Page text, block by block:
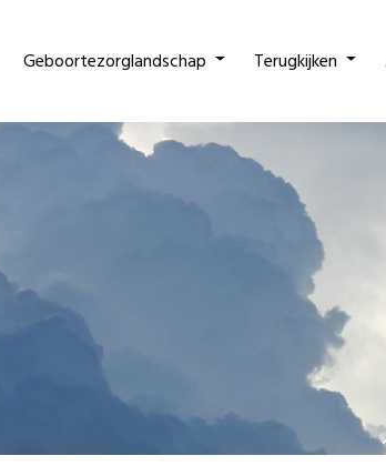
Geboortezorglandschap Terugkijken